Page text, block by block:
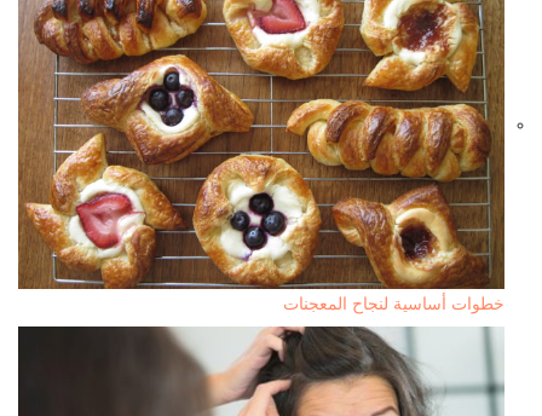
خطوات أساسية لنجاح المعجنات